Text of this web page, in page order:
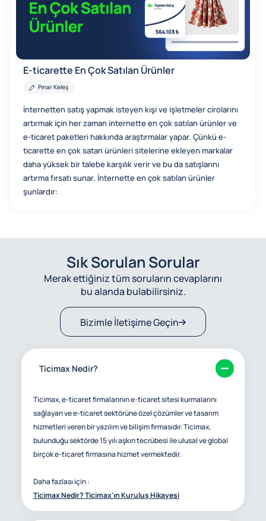
E-ticarette En Çok Satılan Ürünler
Pınar Keleş
İnternetten satış yapmak isteyen kişi ve işletmeler cirolarını
artırmak için her zaman internette en çok satılan ürünler ve
e-ticaret paketleri hakkında araştırmalar yapar. Çünkü e-
ticarette en çok satan ürünleri sitelerine ekleyen markalar
daha yüksek bir talebe karşılık verir ve bu da satışlarını
artırma fırsatı sunar. İnternette en çok satılan ürünler
şunlardır:
Sık Sorulan Sorular
Merak ettiğiniz tüm soruların cevaplarını
bu alanda bulabilirsiniz.
Bizimle İletişime Geçin
Ticimax Nedir?
Ticimax, e-ticaret firmalarının e-ticaret sitesi kurmalarını
sağlayan ve e-ticaret sektörüne özel çözümler ve tasarım
hizmetleri veren bir yazılım ve bilişim firmasıdır. Ticimax,
bulunduğu sektörde 15 yılı aşkın tecrübesi ile ulusal ve global
birçok e-ticaret firmasına hizmet vermektedir.
Daha fazlası için :
Ticimax Nedir? Ticimax'ın Kuruluş Hikayesi